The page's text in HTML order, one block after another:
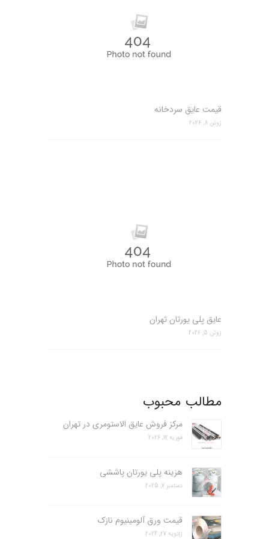
قیمت عایق سردخانه
ژوئن 8, 2026
عایق پلی یورتان تهران
ژوئن 5, 2026
مطالب محبوب
مرکز فروش عایق الاستومری در تهران
فوریه 17, 2026
هزینه پلی یورتان پاششی
دسامبر 7, 2025
قیمت ورق آلومینیوم نازک
ژانویه 27, 2024